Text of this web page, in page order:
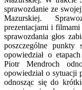
sprawozdanie ze
Mazurskiej.
prezentacjami i
sprawozdania głos
poszczególne punkty
opowiedział o
Piotr Mendroch
opowiedział o
odnosząc się do